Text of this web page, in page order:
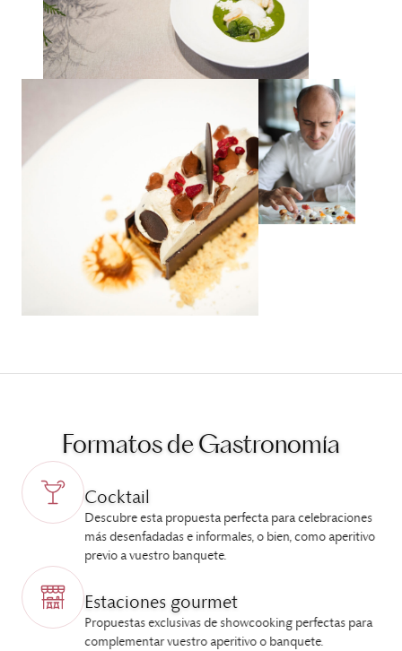
Formatos de Gastronomía
Cocktail
Descubre esta propuesta perfecta para celebraciones
más desenfadadas e informales, o bien, como aperitivo
previo a vuestro banquete.
Estaciones gourmet
Propuestas exclusivas de showcooking perfectas para
complementar vuestro aperitivo o banquete.